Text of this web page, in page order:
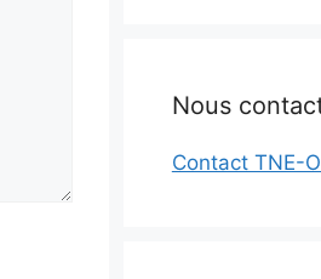
Nous
Contact TNE-